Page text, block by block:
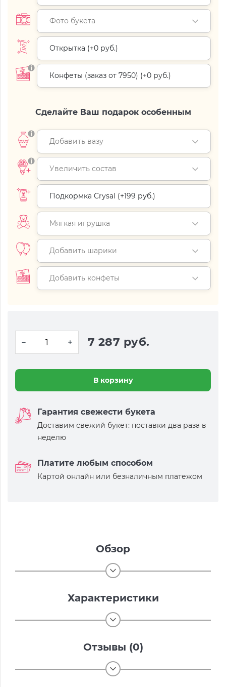
Фото букета
Открытка (+0 руб.)
Конфеты (заказ от 7950) (+0 руб.)
Сделайте Ваш подарок особенным
Добавить вазу
Увеличить состав
Подкормка Crysal (+199 руб.)
Мягкая игрушка
Добавить шарики
Добавить конфеты
7 287 руб.
В корзину
Гарантия свежести букета
Доставим свежий букет: поставки два раза в
неделю
Платите любым способом
Картой онлайн или безналичным платежом
Обзор
Характеристики
Отзывы (0)